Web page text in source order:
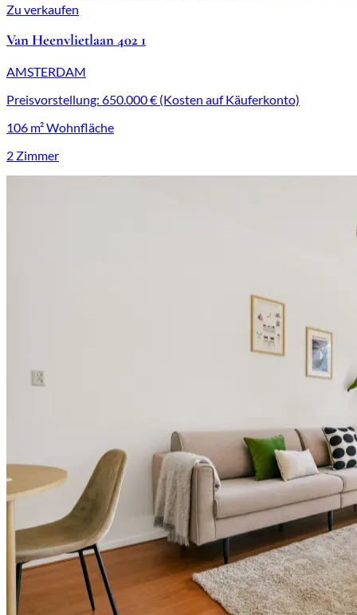
Zu verkaufen
Van Heenvlietlaan 402 1
AMSTERDAM
Preisvorstellung: 650.000 € (Kosten auf Käuferkonto)
106 m² Wohnfläche
2 Zimmer